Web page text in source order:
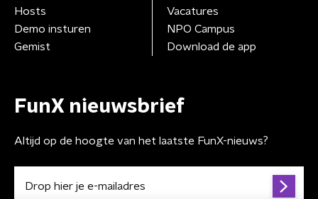
Hosts
Demo insturen
Gemist
Vacatures
NPO Campus
Download de app
FunX nieuwsbrief
Altijd op de hoogte van het laatste FunX-nieuws?